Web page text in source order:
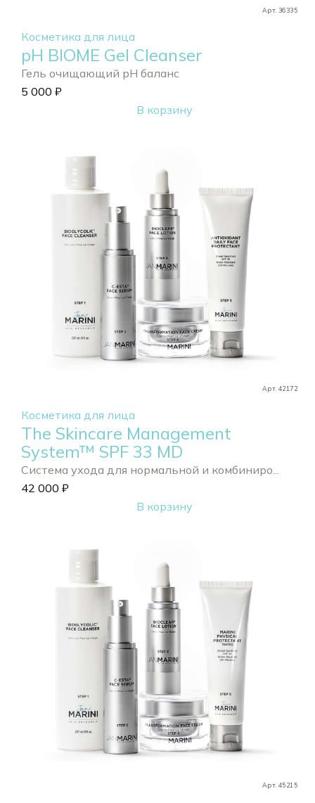
Арт. 36335
Косметика для лица
pH BIOME Gel Cleanser
Гель очищающий pH баланс
5 000 ₽
В корзину
Арт. 42172
Косметика для лица
The Skincare Management
System™ SPF 33 MD
Система ухода для нормальной и комбиниро...
42 000 ₽
В корзину
Арт. 45215